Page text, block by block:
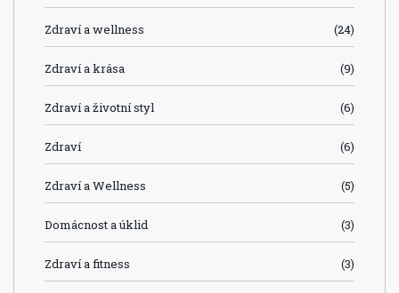
Zdraví a wellness (24)
Zdraví a krása (9)
Zdraví a životní styl (6)
Zdraví (6)
Zdraví a Wellness (5)
Domácnost a úklid (3)
Zdraví a fitness (3)